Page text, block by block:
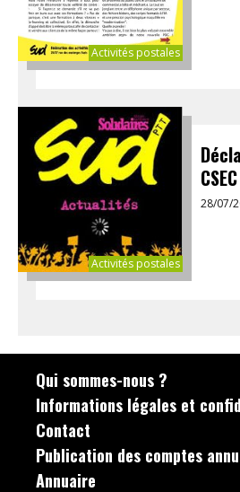
Activités postales
Activités postales
28/07/
Qui sommes-nous ?
Informations légales et
Contact
Publication des comptes
Annuaire